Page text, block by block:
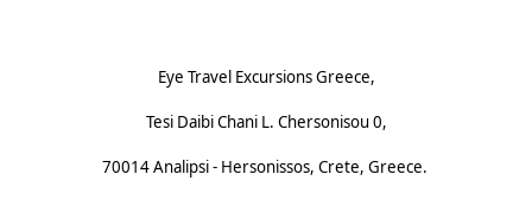
Eye Travel Excursions Greece,
Tesi Daibi Chani L. Chersonisou 0,
70014 Analipsi - Hersonissos, Crete, Greece.